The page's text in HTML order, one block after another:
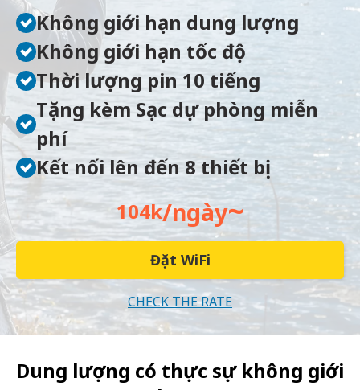
Không giới hạn dung lượng
Không giới hạn tốc độ
Thời lượng pin 10 tiếng
Tặng kèm Sạc dự phòng miễn
phí
Kết nối lên đến 8 thiết bị
104k/ngày~
Đặt WiFi
CHECK THE RATE
Dung lượng có thực sự không giới